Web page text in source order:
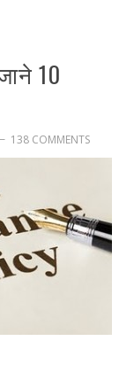
10
138 COMMENTS